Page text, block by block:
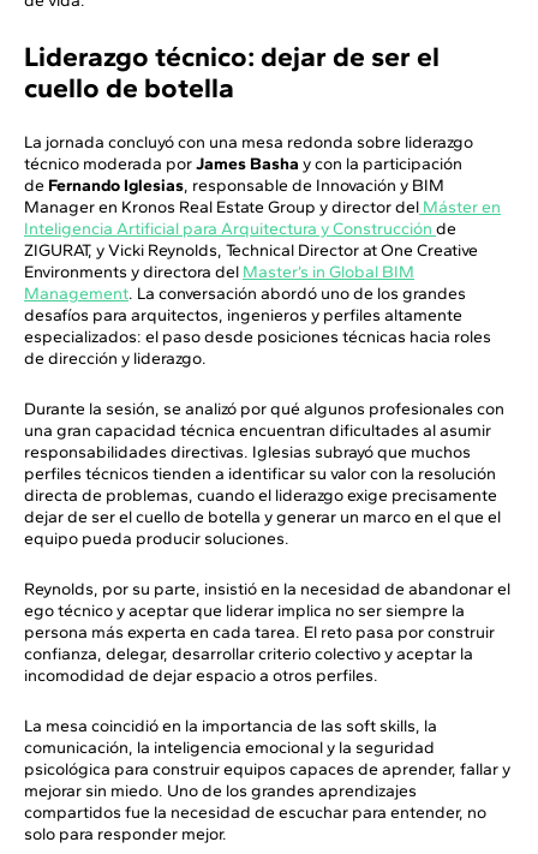
Liderazgo técnico: dejar de ser el
cuello de botella
La jornada concluyó con una mesa redonda sobre liderazgo
técnico moderada porJames Basha y con la participación
de Fernando Iglesias, responsable de Innovación y BIM
Manager en Kronos Real Estate Group y director del Máster en
Inteligencia Artificial para Arquitectura y Construcción de
ZIGURAT, y Vicki Reynolds, Technical Director at One Creative
Environments y directora del Master’s in Global BIM
Management. La conversación abordó uno de los grandes
desafíos para arquitectos, ingenieros y perfiles altamente
especializados: el paso desde posiciones técnicas hacia roles
de dirección y liderazgo.
Durante la sesión, se analizó por qué algunos profesionales con
una gran capacidad técnica encuentran dificultades al asumir
responsabilidades directivas. Iglesias subrayó que muchos
perfiles técnicos tienden a identificar su valor con la resolución
directa de problemas, cuando el liderazgo exige precisamente
dejar de ser el cuello de botella y generar un marco en el que el
equipo pueda producir soluciones.
Reynolds, por su parte, insistió en la necesidad de abandonar el
ego técnico y aceptar que liderar implica no ser siempre la
persona más experta en cada tarea. El reto pasa por construir
confianza, delegar, desarrollar criterio colectivo y aceptar la
incomodidad de dejar espacio a otros perfiles.
La mesa coincidió en la importancia de las soft skills, la
comunicación, la inteligencia emocional y la seguridad
psicológica para construir equipos capaces de aprender, fallar y
mejorar sin miedo. Uno de los grandes aprendizajes
compartidos fue la necesidad de escuchar para entender, no
solo para responder mejor.